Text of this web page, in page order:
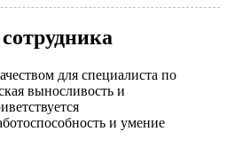
для специалиста по
выносливость и
и умение